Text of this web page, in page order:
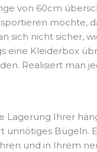
von 60cm
möchte,
sich nicht sicher,
Kleiderbox
Realisiert man
Lagerung Ihrer
Bügeln.
und in Ihrem